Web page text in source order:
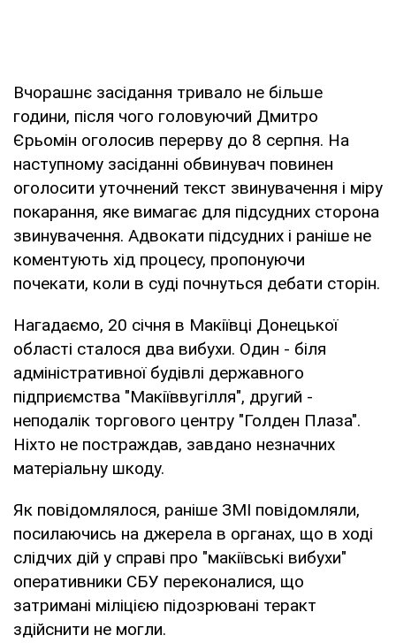
Вчорашнє засідання тривало не більше
години, після чого головуючий Дмитро
Єрьомін оголосив перерву до 8 серпня. На
наступному засіданні обвинувач повинен
оголосити уточнений текст звинувачення і міру
покарання, яке вимагає для підсудних сторона
звинувачення. Адвокати підсудних і раніше не
коментують хід процесу, пропонуючи
почекати, коли в суді почнуться дебати сторін.
Нагадаємо, 20 січня в Макіївці Донецької
області сталося два вибухи. Один - біля
адміністративної будівлі державного
підприємства "Макіїввугілля", другий -
неподалік торгового центру "Голден Плаза".
Ніхто не постраждав, завдано незначних
матеріальну шкоду.
Як повідомлялося, раніше ЗМІ повідомляли,
посилаючись на джерела в органах, що в ході
слідчих дій у справі про "макіївські вибухи"
оперативники СБУ переконалися, що
затримані міліцією підозрювані теракт
здійснити не могли.